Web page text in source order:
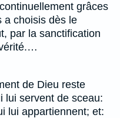
grâces
a choisis dès le
par la sanctification
de Dieu reste
lui servent de sceau:
lui appartiennent; et: